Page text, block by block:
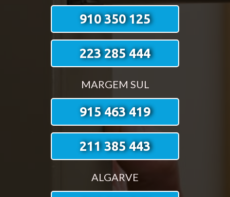
910 350 125
223 285 444
MARGEM SUL
915 463 419
211 385 443
ALGARVE